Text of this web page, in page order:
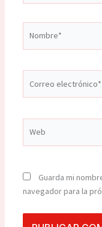
electrónico*
Guarda mi
navegador para la